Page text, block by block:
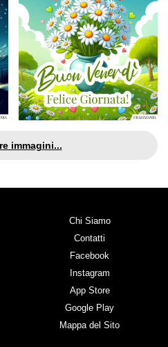
immagini...
Chi Siamo
Contatti
Facebook
Instagram
App Store
Google Play
Mappa del Sito